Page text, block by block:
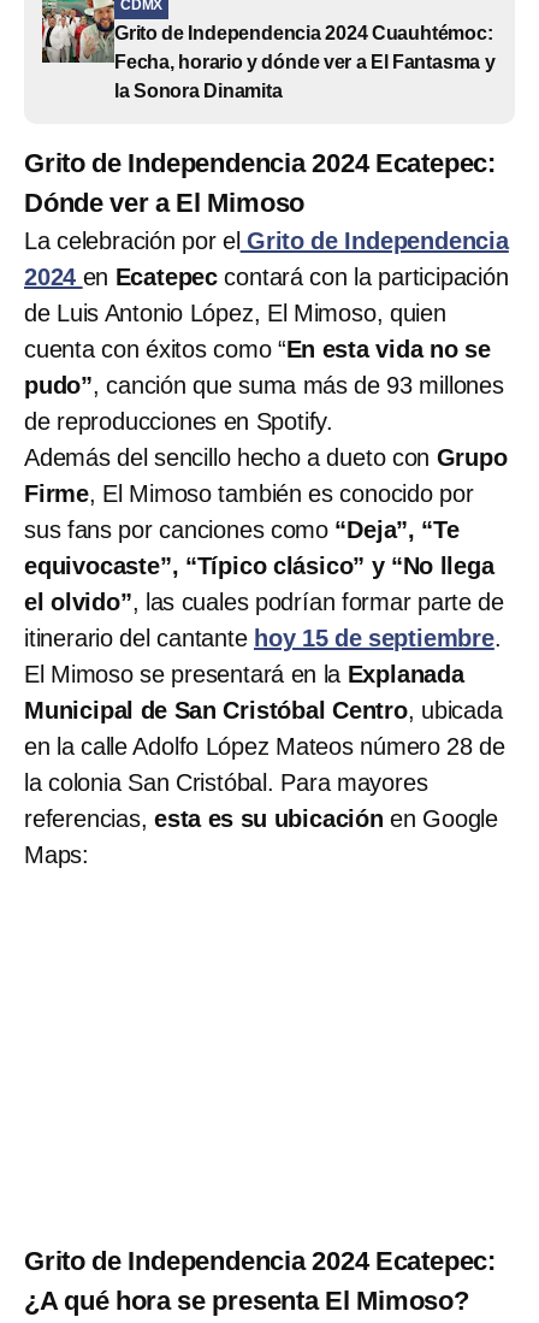
CDMX
Grito de Independencia 2024 Cuauhtémoc:
Fecha, horario y dónde ver a El Fantasma y
la Sonora Dinamita
Grito de Independencia 2024 Ecatepec:
Dónde ver a El Mimoso
La celebración por el Grito de Independencia
2024 en Ecatepec contará con la participación
de Luis Antonio López, El Mimoso, quien
cuenta con éxitos como “En esta vida no se
pudo”, canción que suma más de 93 millones
de reproducciones en Spotify.
Además del sencillo hecho a dueto con Grupo
Firme, El Mimoso también es conocido por
sus fans por canciones como “Deja”, “Te
equivocaste”, “Típico clásico” y “No llega
el olvido”, las cuales podrían formar parte de
itinerario del cantante hoy 15 de septiembre.
El Mimoso se presentará en la Explanada
Municipal de San Cristóbal Centro, ubicada
en la calle Adolfo López Mateos número 28 de
la colonia San Cristóbal. Para mayores
referencias,esta es su ubicación en Google
Maps:
Grito de Independencia 2024 Ecatepec:
¿A qué hora se presenta El Mimoso?